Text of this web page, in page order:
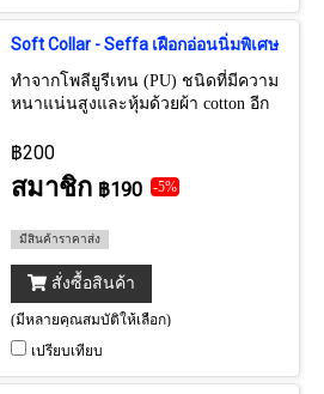
Soft Collar - Seffa เฝือกอ่อนนิ่มพิเศษ
ทำจากโพลียูรีเทน (PU) ชนิดที่มีความ
หนาแน่นสูงและหุ้มด้วยผ้า cotton อีก
ใส่
฿200
สมาชิก ฿190 -5%
มีสินค้าราคาส่ง
สั่งซื้อสินค้า
(มีหลายคุณสมบัติให้เลือก)
เปรียบเทียบ